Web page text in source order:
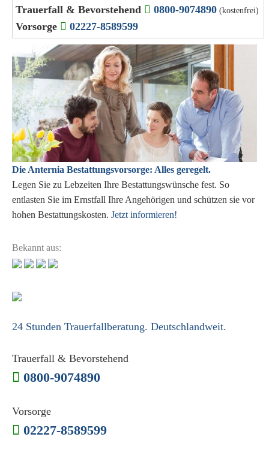
Trauerfall & Bevorstehend 0800-9074890 (kostenfrei)
Vorsorge 02227-8589599
Die Anternia Bestattungsvorsorge: Alles geregelt.
Legen Sie zu Lebzeiten Ihre Bestattungswünsche fest. So
entlasten Sie im Ernstfall Ihre Angehörigen und schützen sie vor
hohen Bestattungskosten. Jetzt informieren!
Bekannt aus:
24 Stunden Trauerfallberatung. Deutschlandweit.
Trauerfall & Bevorstehend
0800-9074890
Vorsorge
02227-8589599